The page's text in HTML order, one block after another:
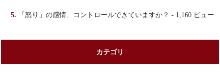
「怒り」の感情、コントロールできていますか？ - 1,160 ビュー
カテゴリ